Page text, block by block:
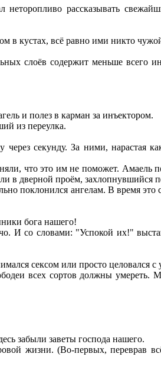
рассказывать
в кустах, всё равно ими никто
слоёв содержит меньше всего
и полез в карман за инъектором.
из переулка.
секунду. За ними, нарастая
что это им не поможет. Амаель
в дверной проём,
поклонился ангелам. В время это
бога нашего!
И со словами: "Успокой их!"
сексом или просто целовался
всех сортов должны
забыли заветы господа нашего.
жизни. (Во-первых, переврав